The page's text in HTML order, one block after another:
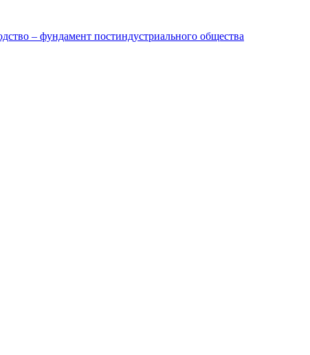
– фундамент постиндустриального общества